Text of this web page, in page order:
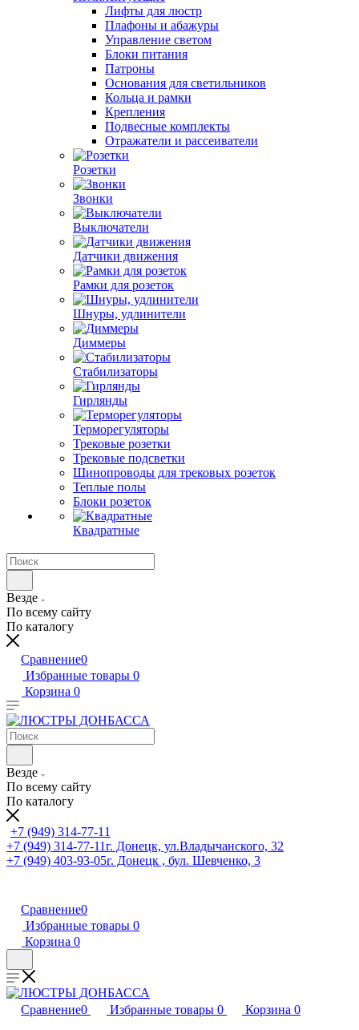
Лифты для люстр
Плафоны и абажуры
Управление светом
Блоки питания
Патроны
Основания для светильников
Кольца и рамки
Крепления
Подвесные комплекты
Отражатели и рассеиватели
Розетки
Звонки
Выключатели
Датчики движения
Рамки для розеток
Шнуры, удлинители
Диммеры
Стабилизаторы
Гирлянды
Терморегуляторы
Трековые розетки
Трековые подсветки
Шинопроводы для трековых розеток
Теплые полы
Блоки розеток
Квадратные
Везде
По всему сайту
По каталогу
Сравнение0
Избранные товары 0
Корзина 0
Везде
По всему сайту
По каталогу
+7 (949) 314-77-11
+7 (949) 314-77-11г. Донецк, ул.Владычанского, 32
+7 (949) 403-93-05г. Донецк , бул. Шевченко, 3
Сравнение0
Избранные товары 0
Корзина 0
Сравнение0 Избранные товары 0 Корзина 0